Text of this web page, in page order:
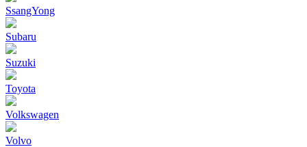
SsangYong
Subaru
Suzuki
Toyota
Volkswagen
Volvo